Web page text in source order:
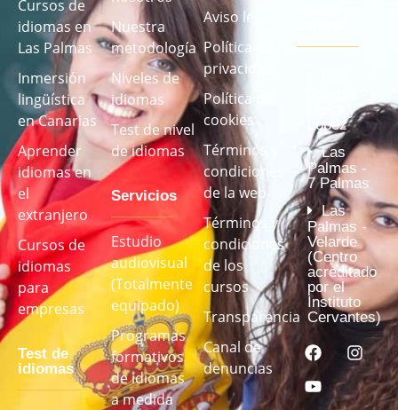
Cursos de
idiomas en
Las Palmas
Inmersión
lingüística
en Canarias
Aprender
idiomas en
el
extranjero
Cursos de
idiomas
para
empresas
Test de
idiomas
Nuestra
metodología
Niveles de
idiomas
Test de nivel
de idiomas
Servicios
Estudio
audiovisual
(Totalmente
equipado)
Programas
formativos
de idiomas
a medida
Aviso legal
Política de
privacidad
Política de
cookies
Términos y
condiciones
de la web
Términos y
condiciones
de los
cursos
Transparencia
Canal de
denuncias
Mesa y
López
Las
Palmas -
7 Palmas
Las
Palmas -
Velarde
(Centro
acreditado
por el
Instituto
Cervantes)